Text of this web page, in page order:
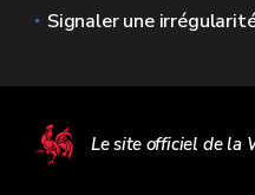
Signaler une
Le site officiel de la